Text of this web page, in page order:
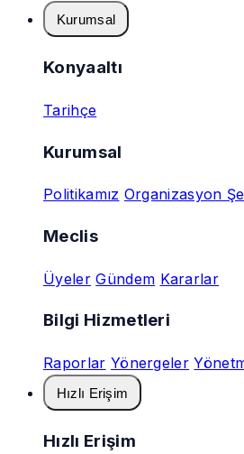
Kurumsal
Konyaaltı
Tarihçe
Kurumsal
Politikamız Organizasyon
Meclis
Üyeler Gündem Kararlar
Bilgi Hizmetleri
Raporlar Yönergeler
Hızlı Erişim
Hızlı Erişim